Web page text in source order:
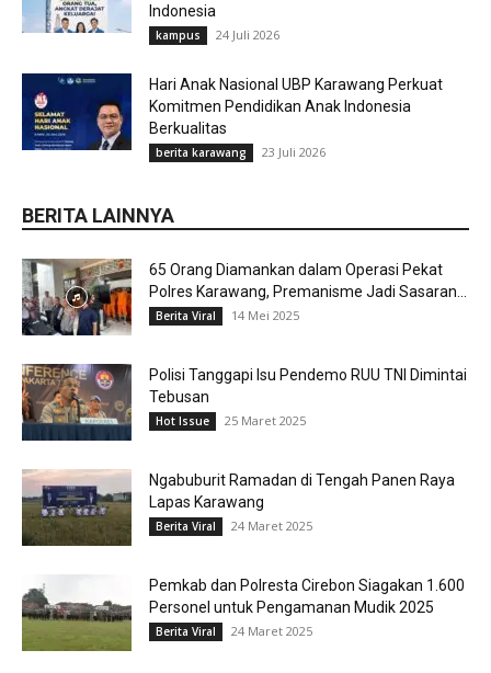
Indonesia
kampus 24 Juli 2026
Hari Anak Nasional UBP Karawang Perkuat
Komitmen Pendidikan Anak Indonesia
Berkualitas
berita karawang 23 Juli 2026
BERITA LAINNYA
65 Orang Diamankan dalam Operasi Pekat
Polres Karawang, Premanisme Jadi Sasaran...
Berita Viral 14 Mei 2025
Polisi Tanggapi Isu Pendemo RUU TNI Dimintai
Tebusan
Hot Issue 25 Maret 2025
Ngabuburit Ramadan di Tengah Panen Raya
Lapas Karawang
Berita Viral 24 Maret 2025
Pemkab dan Polresta Cirebon Siagakan 1.600
Personel untuk Pengamanan Mudik 2025
Berita Viral 24 Maret 2025